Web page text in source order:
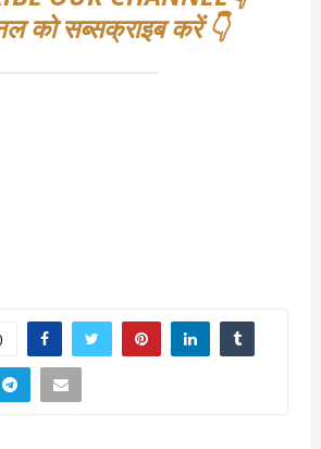
को सब्सक्राइब करें 👇